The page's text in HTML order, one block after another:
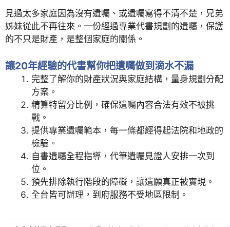
見過太多家庭因為沒有遺囑、或遺囑寫得不清不楚，兄弟
姊妹從此不再往來。一份經過專業代書規劃的遺囑，保護
的不只是財產，是整個家庭的關係。
讓20年經驗的代書幫你把遺囑做到滴水不漏
完整了解你的財產狀況與家庭結構，量身規劃分配
方案。
精算特留分比例，確保遺囑內容合法有效不被挑
戰。
提供專業遺囑範本，每一條都經得起法院和地政的
檢驗。
自書遺囑全程指導，代筆遺囑見證人安排一次到
位。
預先排除執行階段的障礙，讓遺願真正被實現。
全台皆可辦理，到府服務不受地區限制。